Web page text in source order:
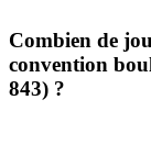
Combien de
convention
843) ?